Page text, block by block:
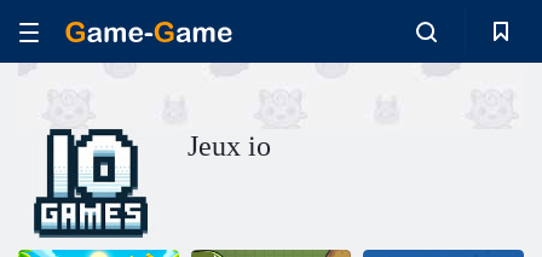
Jeux io